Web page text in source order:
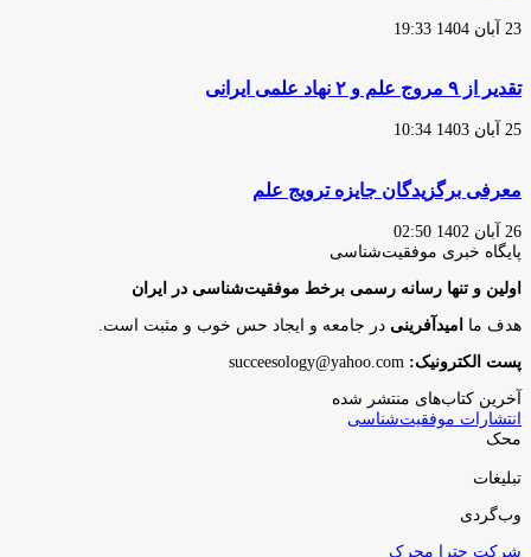
23 آبان 1404 19:33
تقدیر از ۹ مروج علم و ۲ نهاد علمی ایرانی
25 آبان 1403 10:34
معرفی برگزیدگان جایزه ترویج علم
26 آبان 1402 02:50
پایگاه‌ خبری موفقیت‌شناسی
اولین و تنها رسانه رسمی برخط موفقیت‌شناسی در ایران
هدف ما امیدآفرینی در جامعه و ایجاد حس خوب و مثبت است.
پست الکترونیک:
آخرین کتاب‌های منتشر شده
انتشارات موفقیت‌شناسی
محک
تبلیغات
وب‌گردی
شرکت چترا محرک